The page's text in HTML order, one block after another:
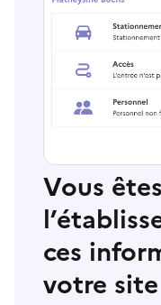
Vous
ces
votre site